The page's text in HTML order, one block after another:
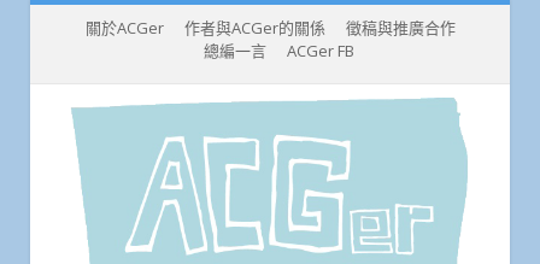
關於ACGer 作者與ACGer的關係
徵稿與推廣合作
總編一言
ACGer FB